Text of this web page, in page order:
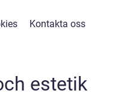
Kontakta oss
estetik